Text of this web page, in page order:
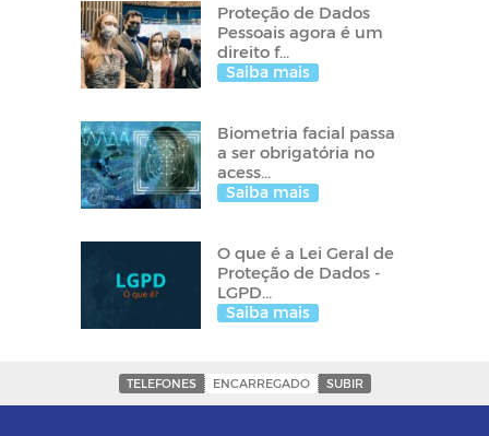
Proteção de Dados
Pessoais agora é um
direito f...
Saiba mais
Biometria facial passa
a ser obrigatória no
acess...
Saiba mais
O que é a Lei Geral de
Proteção de Dados -
LGPD...
Saiba mais
TELEFONES ENCARREGADO SUBIR